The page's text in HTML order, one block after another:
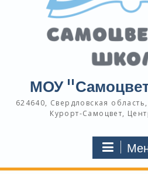
МОУ
624640, Свердловская
Курорт-Самоцвет,